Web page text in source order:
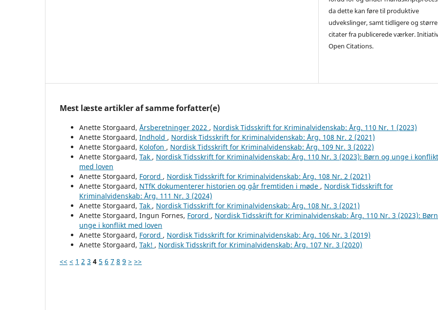
da dette kan føre til produktive
udvekslinger, samt tidligere og større
citater fra publicerede værker.
Open Citations.
Mest læste artikler af samme forfatter(e)
Anette Storgaard, Årsberetninger 2022 , Nordisk Tidsskrift for Kriminalvidenskab: Årg. 110 Nr. 1 (2023)
Anette Storgaard, Indhold , Nordisk Tidsskrift for Kriminalvidenskab: Årg. 108 Nr. 2 (2021)
Anette Storgaard, Kolofon , Nordisk Tidsskrift for Kriminalvidenskab: Årg. 109 Nr. 3 (2022)
Anette Storgaard, Tak , Nordisk Tidsskrift for Kriminalvidenskab: Årg. 110 Nr. 3 (2023): Børn og unge i konflikt
med loven
Anette Storgaard, Forord , Nordisk Tidsskrift for Kriminalvidenskab: Årg. 108 Nr. 2 (2021)
Anette Storgaard, NTfK dokumenterer historien og går fremtiden i møde , Nordisk Tidsskrift for
Kriminalvidenskab: Årg. 111 Nr. 3 (2024)
Anette Storgaard, Tak , Nordisk Tidsskrift for Kriminalvidenskab: Årg. 108 Nr. 3 (2021)
Anette Storgaard, Ingun Fornes, Forord , Nordisk Tidsskrift for Kriminalvidenskab: Årg. 110 Nr. 3 (2023):
unge i konflikt med loven
Anette Storgaard, Forord , Nordisk Tidsskrift for Kriminalvidenskab: Årg. 106 Nr. 3 (2019)
Anette Storgaard, Tak! , Nordisk Tidsskrift for Kriminalvidenskab: Årg. 107 Nr. 3 (2020)
<< < 1 2 3 4 5 6 7 8 9 > >>